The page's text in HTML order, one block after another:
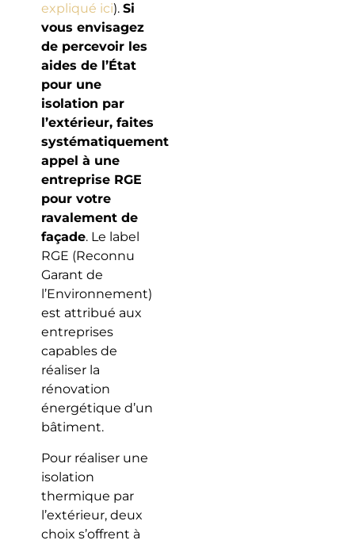
expliqué ici). Si
vous envisagez
de percevoir les
aides de l’État
pour une
isolation par
l’extérieur, faites
systématiquement
appel à une
entreprise RGE
pour votre
ravalement de
façade. Le label
RGE (Reconnu
Garant de
l’Environnement)
est attribué aux
entreprises
capables de
réaliser la
rénovation
énergétique d’un
bâtiment.
Pour réaliser une
isolation
thermique par
l’extérieur, deux
choix s’offrent à